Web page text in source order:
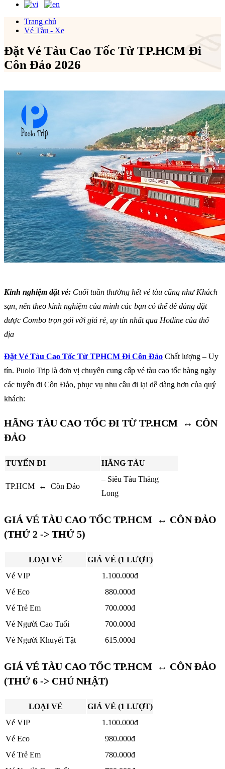
Trang chủ
Vé Tàu - Xe
Đặt Vé Tàu Cao Tốc Từ TP.HCM Đi
Côn Đảo 2026
Kinh nghiệm đặt vé: Cuối tuần thường hết vé tàu cũng như Khách
sạn, nên theo kinh nghiệm của mình các bạn có thể dễ dàng đặt
được Combo trọn gói với giá rẻ, uy tín nhất qua Hotline của thổ
địa
Đặt Vé Tàu Cao Tốc Từ TPHCM Đi Côn Đảo Chất lượng – Uy
tín. Puolo Trip là đơn vị chuyên cung cấp vé tàu cao tốc hàng ngày
các tuyến đi Côn Đảo, phục vụ nhu cầu đi lại dễ dàng hơn của quý
khách:
HÃNG TÀU CAO TỐC ĐI TỪ TP.HCM ↔ CÔN
ĐẢO
TUYẾN ĐI HÃNG TÀU
TP.HCM ↔ Côn Đảo
– Siêu Tàu Thăng
Long
GIÁ VÉ TÀU CAO TỐC TP.HCM ↔ CÔN ĐẢO
(THỨ 2 -> THỨ 5)
LOẠI VÉ
GIÁ VÉ (1 LƯỢT)
Vé VIP
1.100.000đ
Vé Eco
880.000đ
Vé Trẻ Em
700.000đ
Vé Người Cao Tuổi
700.000đ
Vé Người Khuyết Tật
615.000đ
GIÁ VÉ TÀU CAO TỐC TP.HCM ↔ CÔN ĐẢO
(THỨ 6 -> CHỦ NHẬT)
LOẠI VÉ
GIÁ VÉ (1 LƯỢT)
Vé VIP
1.100.000đ
Vé Eco
980.000đ
Vé Trẻ Em
780.000đ